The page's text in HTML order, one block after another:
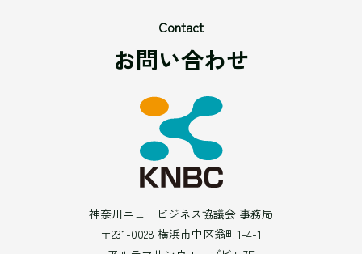
Contact
お問い合わせ
神奈川ニュービジネス協議会 事務局
〒231-0028 横浜市中区翁町1-4-1